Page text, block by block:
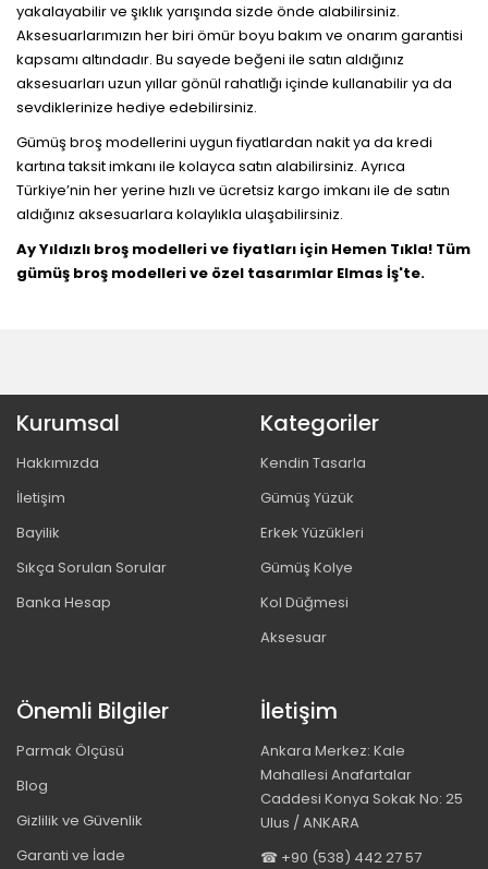
yakalayabilir ve şıklık yarışında sizde önde alabilirsiniz.
Aksesuarlarımızın her biri ömür boyu bakım ve onarım garantisi
kapsamı altındadır. Bu sayede beğeni ile satın aldığınız
aksesuarları uzun yıllar gönül rahatlığı içinde kullanabilir ya da
sevdiklerinize hediye edebilirsiniz.
Gümüş broş modellerini uygun fiyatlardan nakit ya da kredi
kartına taksit imkanı ile kolayca satın alabilirsiniz. Ayrıca
Türkiye’nin her yerine hızlı ve ücretsiz kargo imkanı ile de satın
aldığınız aksesuarlara kolaylıkla ulaşabilirsiniz.
Ay Yıldızlı broş modelleri ve fiyatları için Hemen Tıkla! Tüm
gümüş broş modelleri ve özel tasarımlar Elmas İş'te.
Kurumsal
Hakkımızda
İletişim
Bayilik
Sıkça Sorulan Sorular
Banka Hesap
Kategoriler
Kendin Tasarla
Gümüş Yüzük
Erkek Yüzükleri
Gümüş Kolye
Kol Düğmesi
Aksesuar
Önemli Bilgiler
Parmak Ölçüsü
Blog
Gizlilik ve Güvenlik
Garanti ve İade
İletişim
Ankara Merkez: Kale
Mahallesi Anafartalar
Caddesi Konya Sokak No: 25
Ulus / ANKARA
☎ +90 (538) 442 27 57